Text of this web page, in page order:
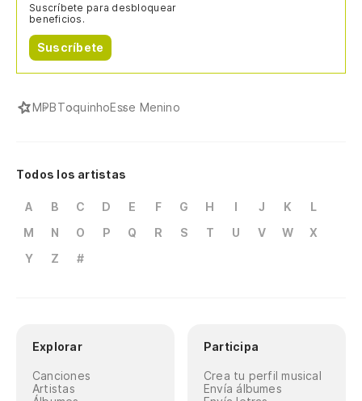
Suscríbete para desbloquear
beneficios.
Suscríbete
MPBToquinhoEsse Menino
Todos los artistas
A B C D E F G H I J K
L
M
N O P Q R S T U V W
X
Y
Z #
Explorar
Canciones
Artistas
Participa
Crea tu perfil musical
Envía álbumes